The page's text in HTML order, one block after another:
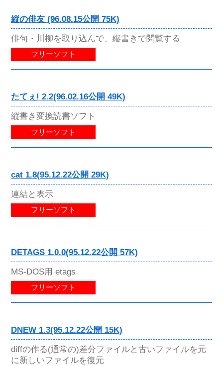
縦の俳友 (96.08.15公開 75K)
俳句・川柳を取り込んで、縦書きで閲覧する
フリーソフト
たてぇ! 2.2(96.02.16公開 49K)
縦書き変換読書ソフト
フリーソフト
cat 1.8(95.12.22公開 29K)
連結と表示
フリーソフト
DETAGS 1.0.0(95.12.22公開 57K)
MS-DOS用 etags
フリーソフト
DNEW 1.3(95.12.22公開 15K)
diffの作る(通常の)差分ファイルと古いファイルを元
に新しいファイルを復元